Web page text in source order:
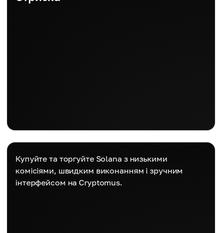
Купуйте та торгуйте Solana з низькими
комісіями, швидким виконанням і зручним
інтерфейсом на Cryptomus.